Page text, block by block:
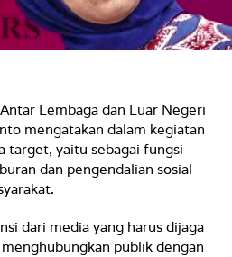
Lembaga dan Luar Negeri
mengatakan dalam kegiatan
target, yaitu sebagai fungsi
dan pengendalian sosial
dari media yang harus dijaga
publik dengan